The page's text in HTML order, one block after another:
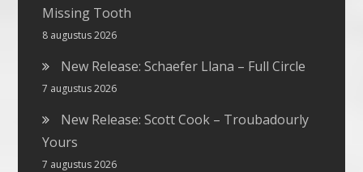
Missing Tooth
8 augustus 2026
New Release: Schaefer Llana – Full Circle
7 augustus 2026
New Release: Scott Cook – Troubadourly
Yours
7 augustus 2026